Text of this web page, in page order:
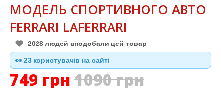
МОДЕЛЬ СПОРТИВНОГО АВТО
FERRARI LAFERRARI
2028 людей вподобали цей товар
👀24 користувачів на сайті
749 грн 1090грн